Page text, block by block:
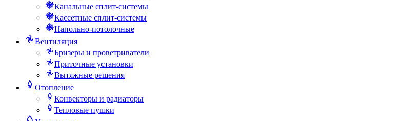
Канальные сплит-системы
Кассетные сплит-системы
Напольно-потолочные
Вентиляция
Бризеры и проветриватели
Приточные установки
Вытяжные решения
Отопление
Конвекторы и радиаторы
Тепловые пушки